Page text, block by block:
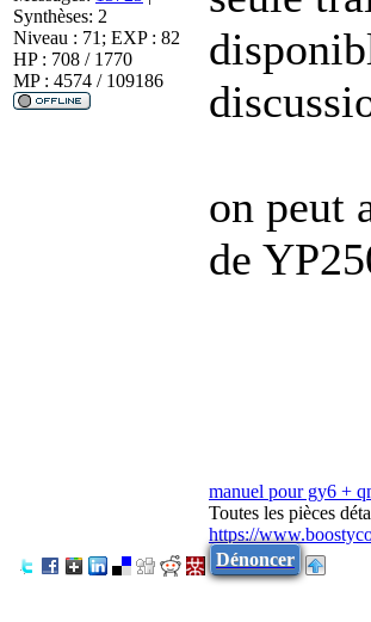
Synthèses: 2
Niveau : 71; EXP : 82
HP : 708 / 1770
MP : 4574 / 109186
on peut
de
manuel pour gy6 +
Toutes les pièces
https://
Dénoncer